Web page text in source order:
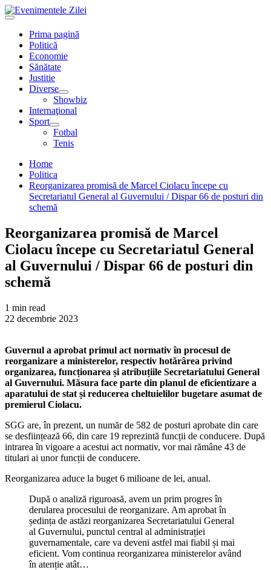
Mergi
la
conţinut.
Primary
Prima pagină
Politică
Economie
Sănătate
Justitie
Diverse
Showbiz
Internaţional
Sport
Fotbal
Tenis
Home
Politica
Reorganizarea promisă de Marcel Ciolacu începe cu
Secretariatul General al Guvernului / Dispar 66 de posturi din
schemă
Reorganizarea promisă de Marcel
Ciolacu începe cu Secretariatul General
al Guvernului / Dispar 66 de posturi din
schemă
1 min read
22 decembrie 2023
Guvernul a aprobat primul act normativ în procesul de
reorganizare a ministerelor, respectiv hotărârea privind
organizarea, funcționarea și atribuțiile Secretariatului General
al Guvernului. Măsura face parte din planul de eficientizare a
aparatului de stat și reducerea cheltuielilor bugetare asumat de
premierul Ciolacu.
SGG are, în prezent, un număr de 582 de posturi aprobate din care
se desființează 66, din care 19 reprezintă funcții de conducere. După
intrarea în vigoare a acestui act normativ, vor mai rămâne 43 de
titulari ai unor funcții de conducere.
Reorganizarea aduce la buget 6 milioane de lei, anual.
După o analiză riguroasă, avem un prim progres în
derularea procesului de reorganizare. Am aprobat în
ședința de astăzi reorganizarea Secretariatului General
al Guvernului, punctul central al administrației
guvernamentale, care va deveni astfel mai fiabil și mai
eficient. Vom continua reorganizarea ministerelor având
în atenție atât…